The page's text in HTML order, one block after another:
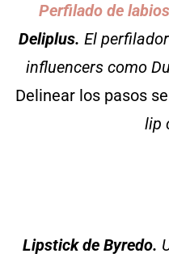
Perfilado de
Deliplus. El
influencers como
Delinear los pasos
lip
Lipstick de Byredo.